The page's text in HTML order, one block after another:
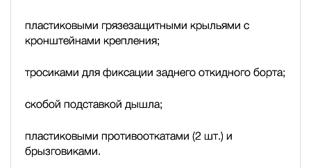
пластиковыми грязезащитными крыльями с
кронштейнами крепления;
тросиками для фиксации заднего откидного борта;
скобой подставкой дышла;
пластиковыми противооткатами (2 шт.) и
брызговиками.